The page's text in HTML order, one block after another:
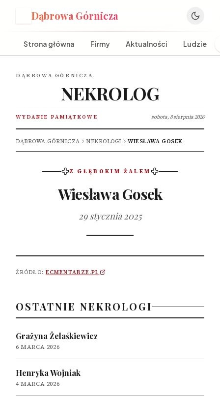
Dąbrowa Górnicza
Strona główna Firmy Aktualności Ludzie
DĄBROWA GÓRNICZA
NEKROLOG
WYDANIE PAMIĄTKOWE sobota, 8 sierpnia 2026
DĄBROWA GÓRNICZA NEKROLOGI WIESŁAWA GOSEK
Z GŁĘBOKIM ŻALEM
Wiesława Gosek
29 stycznia 2025
ŹRÓDŁO: ECMENTARZE.PL
OSTATNIE NEKROLOGI
Grażyna Żelaśkiewicz
6 MARCA 2026
Henryka Wojniak
4 MARCA 2026